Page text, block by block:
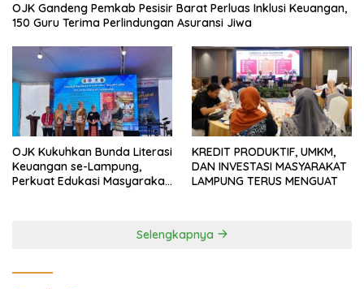
OJK Gandeng Pemkab Pesisir Barat Perluas Inklusi Keuangan,
150 Guru Terima Perlindungan Asuransi Jiwa
OJK Kukuhkan Bunda Literasi
Keuangan se-Lampung,
Perkuat Edukasi Masyarakat
KREDIT PRODUKTIF, UMKM,
DAN INVESTASI MASYARAKAT
LAMPUNG TERUS MENGUAT
Selengkapnya